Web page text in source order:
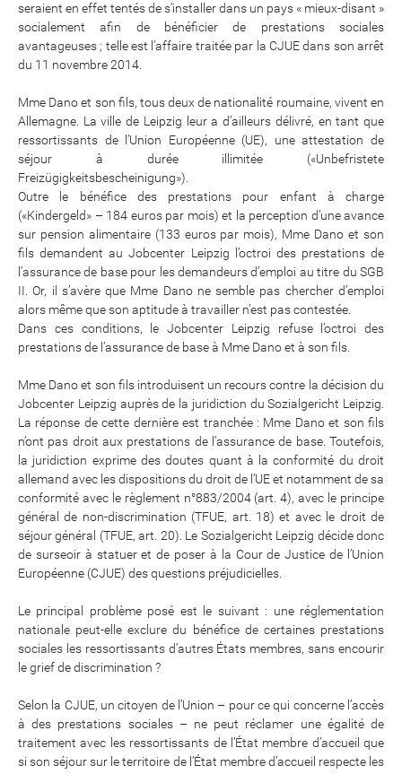
seraient en effet tentés de s’installer dans un pays « mieux-disant »
socialement afin de bénéficier de prestations sociales
avantageuses ; telle est l’affaire traitée par la CJUE dans son arrêt
du 11 novembre 2014.
Mme Dano et son fils, tous deux de nationalité roumaine, vivent en
Allemagne. La ville de Leipzig leur a d’ailleurs délivré, en tant que
ressortissants de l’Union Européenne (UE), une attestation de
séjour à durée illimitée («Unbefristete
Freizügigkeitsbescheinigung»).
Outre le bénéfice des prestations pour enfant à charge
(«Kindergeld» – 184 euros par mois) et la perception d’une avance
sur pension alimentaire (133 euros par mois), Mme Dano et son
fils demandent au Jobcenter Leipzig l’octroi des prestations de
l’assurance de base pour les demandeurs d’emploi au titre du SGB
II. Or, il s’avère que Mme Dano ne semble pas chercher d’emploi
alors même que son aptitude à travailler n’est pas contestée.
Dans ces conditions, le Jobcenter Leipzig refuse l’octroi des
prestations de l’assurance de base à Mme Dano et à son fils.
Mme Dano et son fils introduisent un recours contre la décision du
Jobcenter Leipzig auprès de la juridiction du Sozialgericht Leipzig.
La réponse de cette dernière est tranchée : Mme Dano et son fils
n’ont pas droit aux prestations de l’assurance de base. Toutefois,
la juridiction exprime des doutes quant à la conformité du droit
allemand avec les dispositions du droit de l’UE et notamment de sa
conformité avec le règlement n°883/2004 (art. 4), avec le principe
général de non‑discrimination (TFUE, art. 18) et avec le droit de
séjour général (TFUE, art. 20). Le Sozialgericht Leipzig décide donc
de surseoir à statuer et de poser à la Cour de Justice de l’Union
Européenne (CJUE) des questions préjudicielles.
Le principal problème posé est le suivant : une réglementation
nationale peut-elle exclure du bénéfice de certaines prestations
sociales les ressortissants d’autres États membres, sans encourir
le grief de discrimination ?
Selon la CJUE, un citoyen de l’Union – pour ce qui concerne l’accès
à des prestations sociales – ne peut réclamer une égalité de
traitement avec les ressortissants de l’État membre d’accueil que
si son séjour sur le territoire de l’État membre d’accueil respecte les